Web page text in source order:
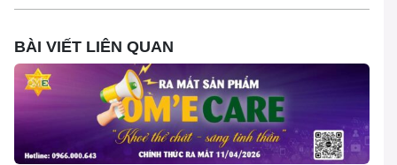
BÀI VIẾT LIÊN QUAN